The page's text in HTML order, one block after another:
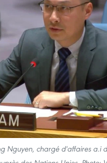
Nguyen, chargé d'affaires a.i